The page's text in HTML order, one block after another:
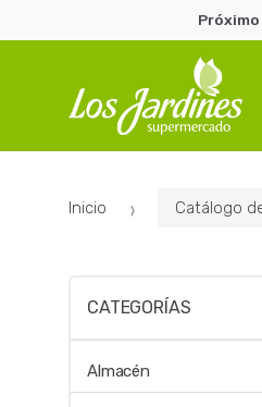
Inicio Catálogo
CATEGORÍAS
Almacén